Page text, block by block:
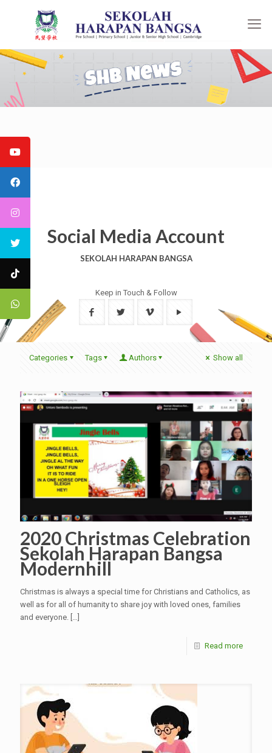
Social Media Account
SEKOLAH HARAPAN BANGSA
Keep in Touch & Follow
Categories Tags Authors Show all
2020 Christmas Celebration
Sekolah Harapan Bangsa
Modernhill
Christmas is always a special time for Christians and Catholics, as
well as for all of humanity to share joy with loved ones, families
and everyone. […]
Read more